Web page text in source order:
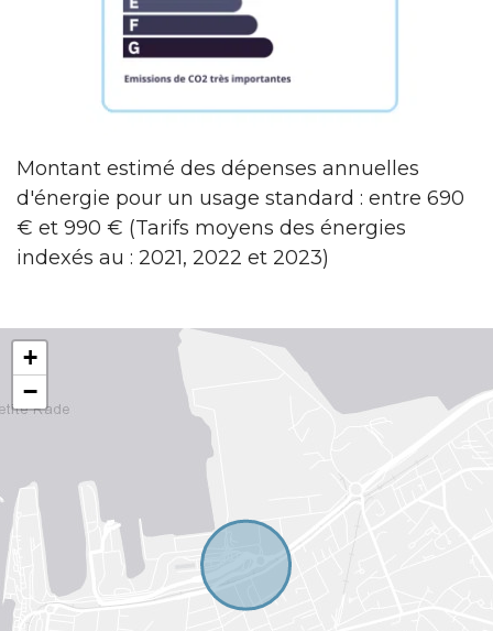
Montant estimé des dépenses annuelles
d'énergie pour un usage standard : entre 690
€ et 990 € (Tarifs moyens des énergies
indexés au : 2021, 2022 et 2023)
+
−